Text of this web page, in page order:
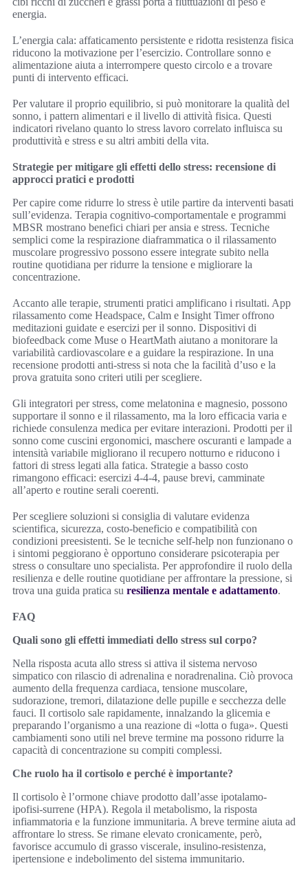
energia.
L’energia cala: affaticamento persistente e ridotta resistenza fisica
riducono la motivazione per l’esercizio. Controllare sonno e
alimentazione aiuta a interrompere questo circolo e a trovare
punti di intervento efficaci.
Per valutare il proprio equilibrio, si può monitorare la qualità del
sonno, i pattern alimentari e il livello di attività fisica. Questi
indicatori rivelano quanto lo stress lavoro correlato influisca su
produttività e stress e su altri ambiti della vita.
Strategie per mitigare gli effetti dello stress: recensione di
approcci pratici e prodotti
Per capire come ridurre lo stress è utile partire da interventi basati
sull’evidenza. Terapia cognitivo-comportamentale e programmi
MBSR mostrano benefici chiari per ansia e stress. Tecniche
semplici come la respirazione diaframmatica o il rilassamento
muscolare progressivo possono essere integrate subito nella
routine quotidiana per ridurre la tensione e migliorare la
concentrazione.
Accanto alle terapie, strumenti pratici amplificano i risultati. App
rilassamento come Headspace, Calm e Insight Timer offrono
meditazioni guidate e esercizi per il sonno. Dispositivi di
biofeedback come Muse o HeartMath aiutano a monitorare la
variabilità cardiovascolare e a guidare la respirazione. In una
recensione prodotti anti-stress si nota che la facilità d’uso e la
prova gratuita sono criteri utili per scegliere.
Gli integratori per stress, come melatonina e magnesio, possono
supportare il sonno e il rilassamento, ma la loro efficacia varia e
richiede consulenza medica per evitare interazioni. Prodotti per il
sonno come cuscini ergonomici, maschere oscuranti e lampade a
intensità variabile migliorano il recupero notturno e riducono i
fattori di stress legati alla fatica. Strategie a basso costo
rimangono efficaci: esercizi 4-4-4, pause brevi, camminate
all’aperto e routine serali coerenti.
Per scegliere soluzioni si consiglia di valutare evidenza
scientifica, sicurezza, costo-beneficio e compatibilità con
condizioni preesistenti. Se le tecniche self-help non funzionano o
i sintomi peggiorano è opportuno considerare psicoterapia per
stress o consultare uno specialista. Per approfondire il ruolo della
resilienza e delle routine quotidiane per affrontare la pressione, si
trova una guida pratica su resilienza mentale e adattamento.
FAQ
Quali sono gli effetti immediati dello stress sul corpo?
Nella risposta acuta allo stress si attiva il sistema nervoso
simpatico con rilascio di adrenalina e noradrenalina. Ciò provoca
aumento della frequenza cardiaca, tensione muscolare,
sudorazione, tremori, dilatazione delle pupille e secchezza delle
fauci. Il cortisolo sale rapidamente, innalzando la glicemia e
preparando l’organismo a una reazione di «lotta o fuga». Questi
cambiamenti sono utili nel breve termine ma possono ridurre la
capacità di concentrazione su compiti complessi.
Che ruolo ha il cortisolo e perché è importante?
Il cortisolo è l’ormone chiave prodotto dall’asse ipotalamo-
ipofisi-surrene (HPA). Regola il metabolismo, la risposta
infiammatoria e la funzione immunitaria. A breve termine aiuta ad
affrontare lo stress. Se rimane elevato cronicamente, però,
favorisce accumulo di grasso viscerale, insulino-resistenza,
ipertensione e indebolimento del sistema immunitario.